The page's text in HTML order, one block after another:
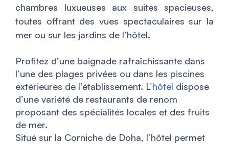
chambres luxueuses aux suites spacieuses,
toutes offrant des vues spectaculaires sur la
mer ou sur les jardins de l’hôtel.
Profitez d’une baignade rafraîchissante dans
l’une des plages privées ou dans les piscines
extérieures de l’établissement. L’hôtel dispose
d’une variété de restaurants de renom
proposant des spécialités locales et des fruits
de mer.
Situé sur la Corniche de Doha, l’hôtel permet